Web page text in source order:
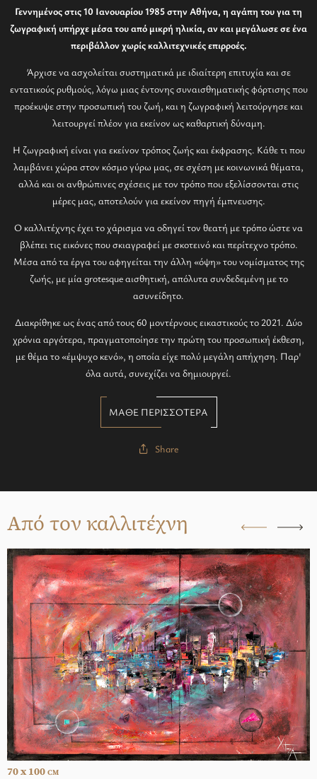
Γεννημένος στις 10 Ιανουαρίου 1985 στην Αθήνα, η αγάπη του για τη
ζωγραφική υπήρχε μέσα του από μικρή ηλικία, αν και μεγάλωσε σε ένα
περιβάλλον χωρίς καλλιτεχνικές επιρροές.
Άρχισε να ασχολείται συστηματικά με ιδιαίτερη επιτυχία και σε
εντατικούς ρυθμούς, λόγω μιας έντονης συναισθηματικής φόρτισης που
προέκυψε στην προσωπική του ζωή, και η ζωγραφική λειτούργησε και
λειτουργεί πλέον για εκείνον ως καθαρτική δύναμη.
Η ζωγραφική είναι για εκείνον τρόπος ζωής και έκφρασης. Κάθε τι που
λαμβάνει χώρα στον κόσμο γύρω μας, σε σχέση με κοινωνικά θέματα,
αλλά και οι ανθρώπινες σχέσεις με τον τρόπο που εξελίσσονται στις
μέρες μας, αποτελούν για εκείνον πηγή έμπνευσης.
Ο καλλιτέχνης έχει το χάρισμα να οδηγεί τον θεατή με τρόπο ώστε να
βλέπει τις εικόνες που σκιαγραφεί με σκοτεινό και περίτεχνο τρόπο.
Μέσα από τα έργα του αφηγείται την άλλη «όψη» του νομίσματος της
ζωής, με μία grotesque αισθητική, απόλυτα συνδεδεμένη με το
ασυνείδητο.
Διακρίθηκε ως ένας από τους 60 μοντέρνους εικαστικούς το 2021. Δύο
χρόνια αργότερα, πραγματοποίησε την πρώτη του προσωπική έκθεση,
με θέμα το «έμψυχο κενό», η οποία είχε πολύ μεγάλη απήχηση. Παρ'
όλα αυτά, συνεχίζει να δημιουργεί.
ΜΑΘΕ ΠΕΡΙΣΣΟΤΕΡΑ
Share
Από τον καλλιτέχνη
70 x 100 CM